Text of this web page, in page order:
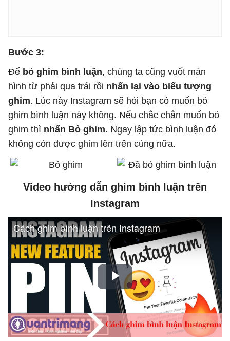
Bước 3:
Để bỏ ghim bình luận, chúng ta cũng vuốt màn
hình từ phải qua trái rồi nhấn lại vào biểu tượng
ghim. Lúc này Instagram sẽ hỏi bạn có muốn bỏ
ghim bình luận này không. Nếu chắc chắn muốn bỏ
ghim thì nhấn Bỏ ghim. Ngay lập tức bình luận đó
không còn được ghim lên trên cùng nữa.
Video hướng dẫn ghim bình luận trên
Instagram